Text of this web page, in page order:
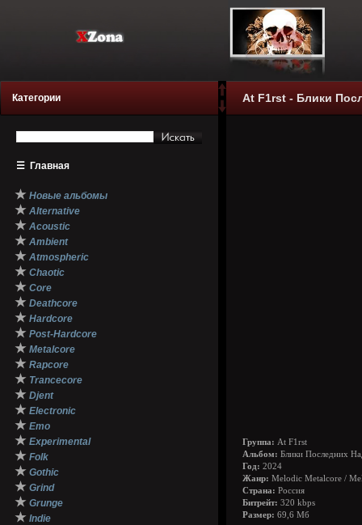
Категории
☰ Главная
★ Новые альбомы
★ Alternative
★ Acoustic
★ Ambient
★ Atmospheric
★ Chaotic
★ Core
★ Deathcore
★ Hardcore
★ Post-Hardcore
★ Metalcore
★ Rapcore
★ Trancecore
★ Djent
★ Electronic
★ Emo
★ Experimental
★ Folk
★ Gothic
★ Grind
★ Grunge
★ Indie
At F1rst - Блики
Группа: At F1rst
Альбом: Блики Последних
Год: 2024
Жанр: Melodic Metalcore /
Страна: Россия
Битрейт: 320 kbps
Размер: 69,6 Мб